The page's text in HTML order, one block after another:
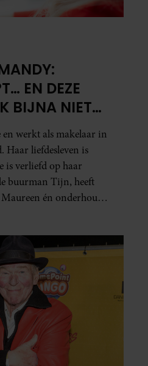
EN DEZE
BIJNA NIET
ER KOMT’
werkt als makelaar in
Haar liefdesleven is
is verliefd op haar
buurman Tijn, heeft
Maureen én onderhoudt